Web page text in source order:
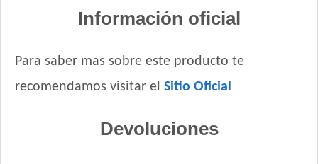
Información oficial
Para saber mas sobre este producto te
recomendamos visitar el Sitio Oficial
Devoluciones